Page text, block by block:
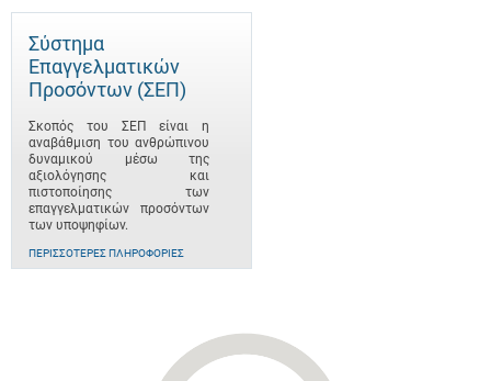
Σύστημα
Επαγγελματικών
Προσόντων (ΣΕΠ)
Σκοπός του ΣΕΠ είναι η
αναβάθμιση του ανθρώπινου
δυναμικού μέσω της
αξιολόγησης και
πιστοποίησης των
επαγγελματικών προσόντων
των υποψηφίων.
ΠΕΡΙΣΣΌΤΕΡΕΣ ΠΛΗΡΟΦΟΡΊΕΣ